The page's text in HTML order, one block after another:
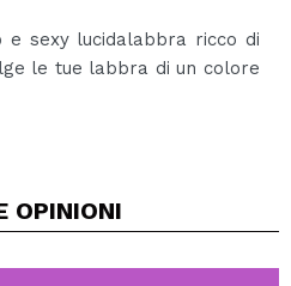
e sexy lucidalabbra ricco di
le tue labbra di un colore
a forma di petalo di rosa è
d'animo in un delizioso
OPINIONI